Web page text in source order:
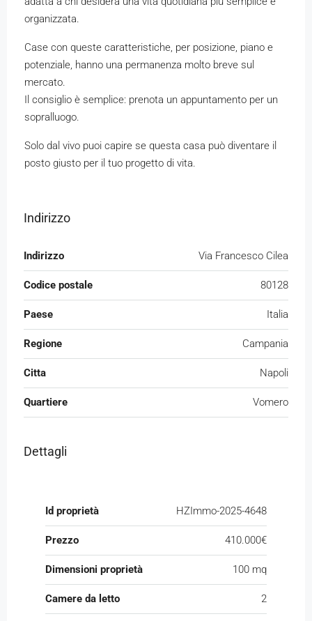
organizzata.
Case con queste caratteristiche, per posizione, piano e
potenziale, hanno una permanenza molto breve sul
mercato.
Il consiglio è semplice: prenota un appuntamento per un
sopralluogo.
Solo dal vivo puoi capire se questa casa può diventare il
posto giusto per il tuo progetto di vita.
Indirizzo
Indirizzo Via Francesco Cilea
Codice postale 80128
Paese Italia
Regione Campania
Citta Napoli
Quartiere Vomero
Dettagli
Id proprietà HZImmo-2025-4648
Prezzo 410.000€
Dimensioni proprietà 100 mq
Camere da letto 2